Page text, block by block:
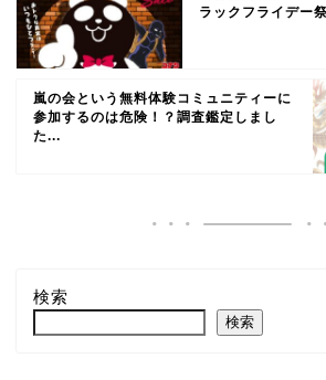
ラックフライデー
嵐の会という無料体験コミュニティーに
参加するのは危険！？調査鑑定しまし
た...
検索
検索